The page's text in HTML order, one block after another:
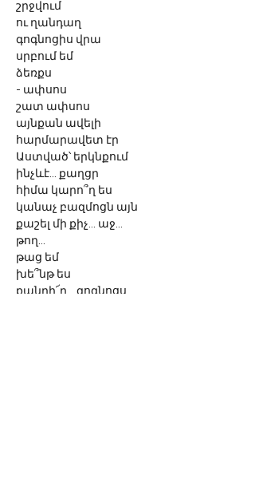
շրջվում
ու ղանդաղ
գոգնոցիս վրա
սրբում եմ
ձեռքս
- ափսոս
շատ ափսոս
այնքան ավելի
հարմարավետ էր
Աստված՝ երկնքում
ինչևէ... քաղցր
հիմա կարո՞ղ ես
կանաչ բազմոցն այն
քաշել մի քիչ... աջ...
թող...
թաց եմ
խե՞նթ ես
քանդի՜ր... գոգնոցս